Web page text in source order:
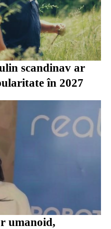
scandinav ar
în 2027
umanoid,